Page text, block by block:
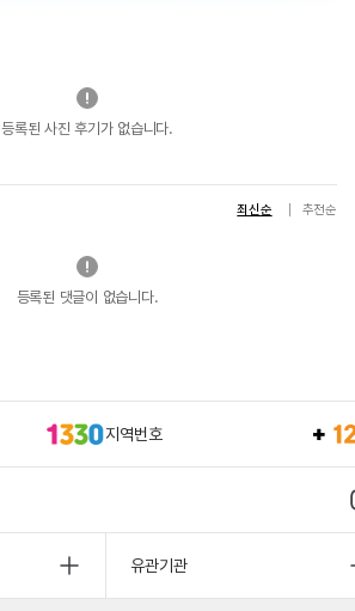
등록된 사진 후기가 없습니다.
최신순 추천순
등록된 댓글이 없습니다.
지역번호
유관기관